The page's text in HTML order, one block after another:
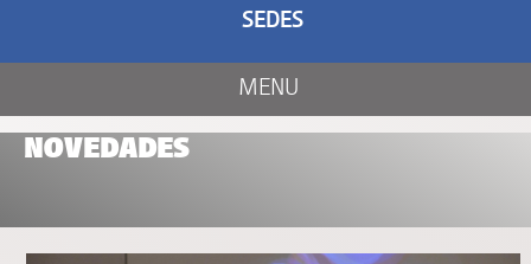
NOVEDADES
MENU
SEDES